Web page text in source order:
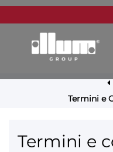
Termini e
Termini e